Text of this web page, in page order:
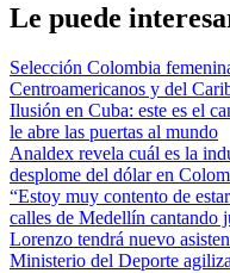
Le puede
Selección Colombia
Centroamericanos y del
Ilusión en Cuba: este es el
le abre las puertas al mundo
Analdex revela cuál es la
desplome del dólar en
“Estoy muy contento de
calles de Medellín cantando
Lorenzo tendrá nuevo
Ministerio del Deporte